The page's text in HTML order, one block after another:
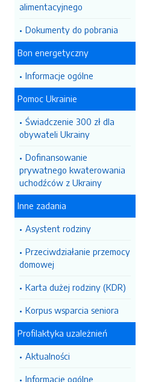
alimentacyjnego
Dokumenty do pobrania
Bon energetyczny
Informacje ogólne
Pomoc Ukrainie
Świadczenie 300 zł dla
obywateli Ukrainy
Dofinansowanie
prywatnego kwaterowania
uchodźców z Ukrainy
Inne zadania
Asystent rodziny
Przeciwdziałanie przemocy
domowej
Karta dużej rodziny (KDR)
Korpus wsparcia seniora
Profilaktyka uzależnień
Aktualności
Informacje ogólne